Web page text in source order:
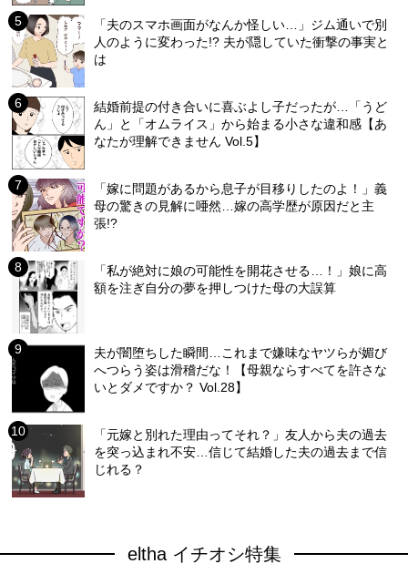
「夫のスマホ画面がなんか怪しい…」ジム通いで別
人のように変わった!? 夫が隠していた衝撃の事実と
は
結婚前提の付き合いに喜ぶよし子だったが…「うど
ん」と「オムライス」から始まる小さな違和感【あ
なたが理解できません Vol.5】
「嫁に問題があるから息子が目移りしたのよ！」義
母の驚きの見解に唖然…嫁の高学歴が原因だと主
張!?
「私が絶対に娘の可能性を開花させる…！」娘に高
額を注ぎ自分の夢を押しつけた母の大誤算
夫が闇堕ちした瞬間…これまで嫌味なヤツらが媚び
へつらう姿は滑稽だな！【母親ならすべてを許さな
いとダメですか？ Vol.28】
「元嫁と別れた理由ってそれ？」友人から夫の過去
を突っ込まれ不安…信じて結婚した夫の過去まで信
じれる？
eltha イチオシ特集